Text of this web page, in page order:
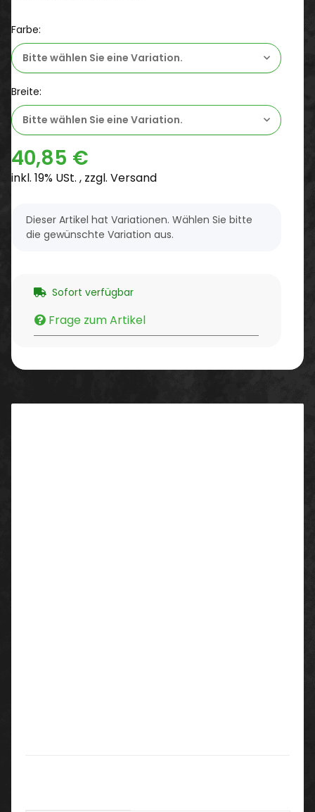
Farbe:
Bitte wählen Sie eine Variation.
Breite:
Bitte wählen Sie eine Variation.
40,85 €
inkl. 19% USt. , zzgl. Versand
x
Dieser Artikel hat Variationen. Wählen Sie bitte
die gewünschte Variation aus.
Sofort verfügbar
Frage zum Artikel